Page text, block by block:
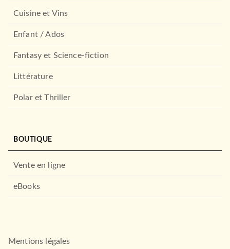
Cuisine et Vins
Enfant / Ados
Fantasy et Science-fiction
Littérature
Polar et Thriller
BOUTIQUE
Vente en ligne
eBooks
Mentions légales